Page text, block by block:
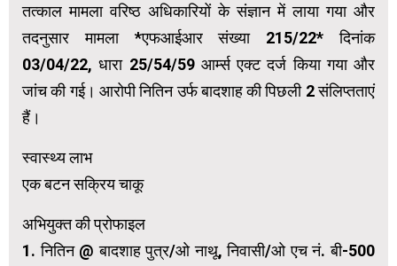
तत्काल मामला वरिष्ठ अधिकारियों के संज्ञान में लाया गया और
तदनुसार मामला *एफआईआर संख्या 215/22* दिनांक
03/04/22, धारा 25/54/59 आर्म्स एक्ट दर्ज किया गया और
जांच की गई। आरोपी नितिन उर्फ ​​बादशाह की पिछली 2 संलिप्तताएं
हैं।
स्वास्थ्य लाभ
एक बटन सक्रिय चाकू
अभियुक्त की प्रोफाइल
1. नितिन @ बादशाह पुत्र/ओ नाथू, निवासी/ओ एच नं. बी-500